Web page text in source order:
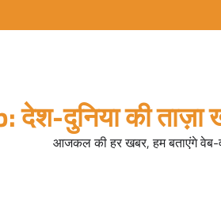
देश-दुनिया की
आजकल की हर खबर, हम बताएंगे वेब-